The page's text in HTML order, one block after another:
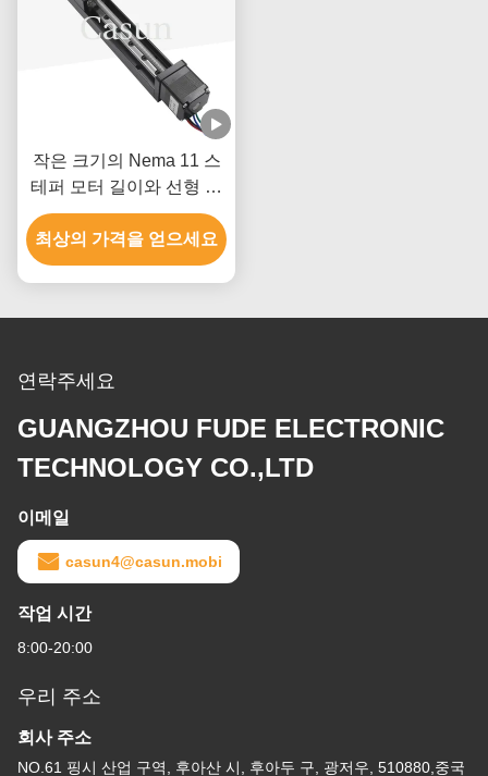
작은 크기의 Nema 11 스
테퍼 모터 길이와 선형 액
추에이터는 CE ROHS
ISO 모터 사용자 정의 될
수 있습니다
최상의 가격을 얻으세요
연락주세요
GUANGZHOU FUDE ELECTRONIC
TECHNOLOGY CO.,LTD
이메일
casun4@casun.mobi
작업 시간
8:00-20:00
우리 주소
회사 주소
NO.61 핑시 산업 구역, 후아산 시, 후아두 구, 광저우, 510880,중국